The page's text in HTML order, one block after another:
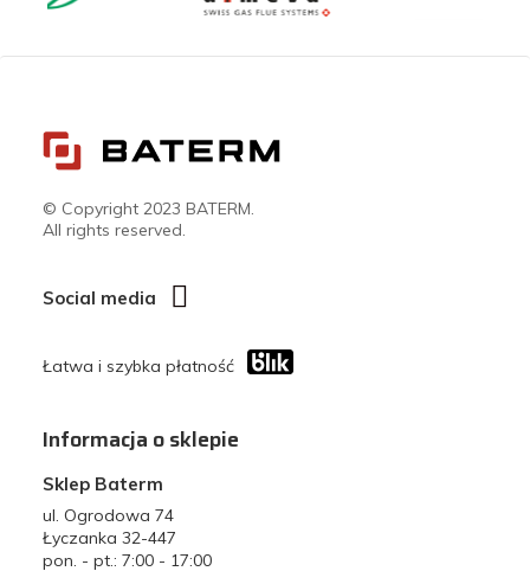
© Copyright 2023 BATERM.
All rights reserved.
Social media
Łatwa i szybka płatność
Informacja o sklepie
Sklep Baterm
ul. Ogrodowa 74
Łyczanka 32-447
pon. - pt.: 7:00 - 17:00